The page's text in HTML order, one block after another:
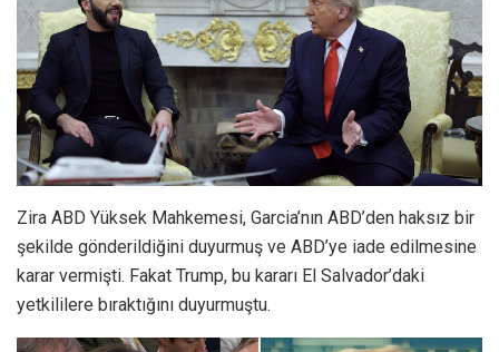
Zira ABD Yüksek Mahkemesi, Garcia’nın ABD’den haksız bir
şekilde gönderildiğini duyurmuş ve ABD’ye iade edilmesine
karar vermişti. Fakat Trump, bu kararı El Salvador’daki
yetkililere bıraktığını duyurmuştu.